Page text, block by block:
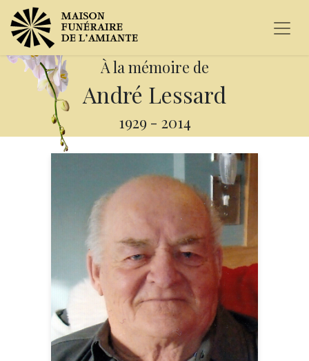
À la mémoire de
André Lessard
1929 - 2014